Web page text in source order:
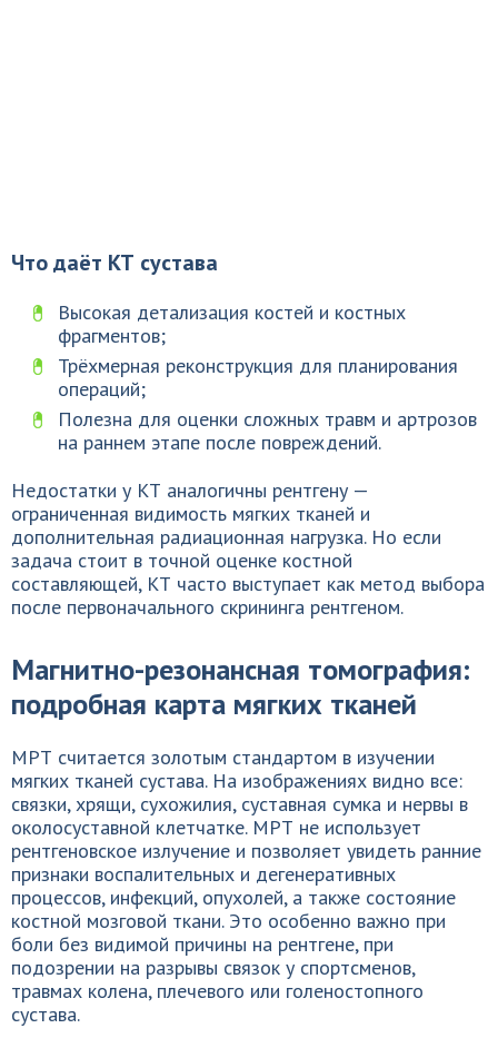
Что даёт КТ сустава
Высокая детализация костей и костных
фрагментов;
Трёхмерная реконструкция для планирования
операций;
Полезна для оценки сложных травм и артрозов
на раннем этапе после повреждений.
Недостатки у КТ аналогичны рентгену —
ограниченная видимость мягких тканей и
дополнительная радиационная нагрузка. Но если
задача стоит в точной оценке костной
составляющей, КТ часто выступает как метод выбора
после первоначального скрининга рентгеном.
Магнитно-резонансная томография:
подробная карта мягких тканей
МРТ считается золотым стандартом в изучении
мягких тканей сустава. На изображениях видно все:
связки, хрящи, сухожилия, суставная сумка и нервы в
околосуставной клетчатке. МРТ не использует
рентгеновское излучение и позволяет увидеть ранние
признаки воспалительных и дегенеративных
процессов, инфекций, опухолей, а также состояние
костной мозговой ткани. Это особенно важно при
боли без видимой причины на рентгене, при
подозрении на разрывы связок у спортсменов,
травмах колена, плечевого или голеностопного
сустава.